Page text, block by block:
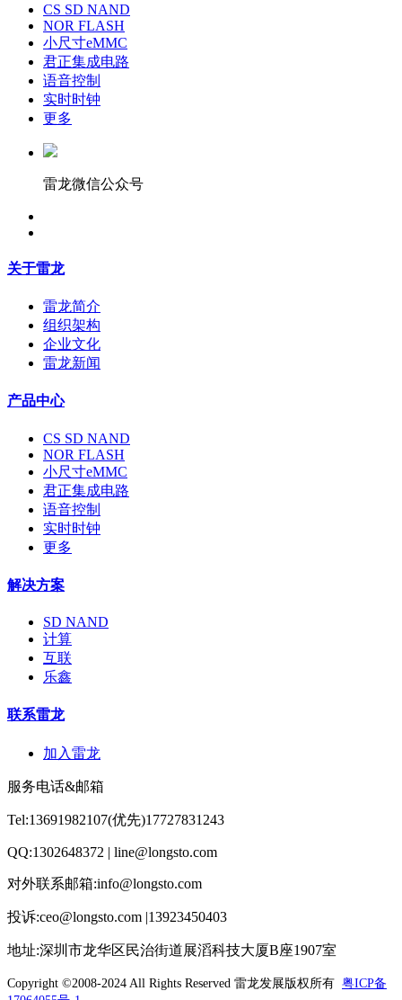
CS SD NAND
NOR FLASH
小尺寸eMMC
君正集成电路
语音控制
实时时钟
更多
雷龙微信公众号
关于雷龙
雷龙简介
组织架构
企业文化
雷龙新闻
产品中心
CS SD NAND
NOR FLASH
小尺寸eMMC
君正集成电路
语音控制
实时时钟
更多
解决方案
SD NAND
计算
互联
乐鑫
联系雷龙
加入雷龙
服务电话&邮箱
Tel:13691982107(优先)17727831243
QQ:1302648372 | line@longsto.com
对外联系邮箱:info@longsto.com
投诉:ceo@longsto.com |13923450403
地址:深圳市龙华区民治街道展滔科技大厦B座1907室
Copyright ©2008-2024 All Rights Reserved 雷龙发展版权所有 粤ICP备